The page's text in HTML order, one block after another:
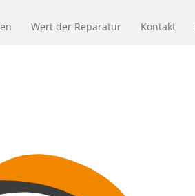
Wert der Reparatur Kontakt